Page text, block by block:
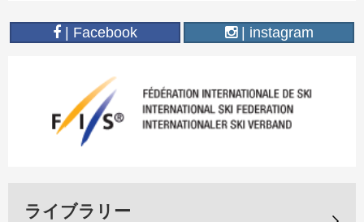
| Facebook | instagram
ライブラリー